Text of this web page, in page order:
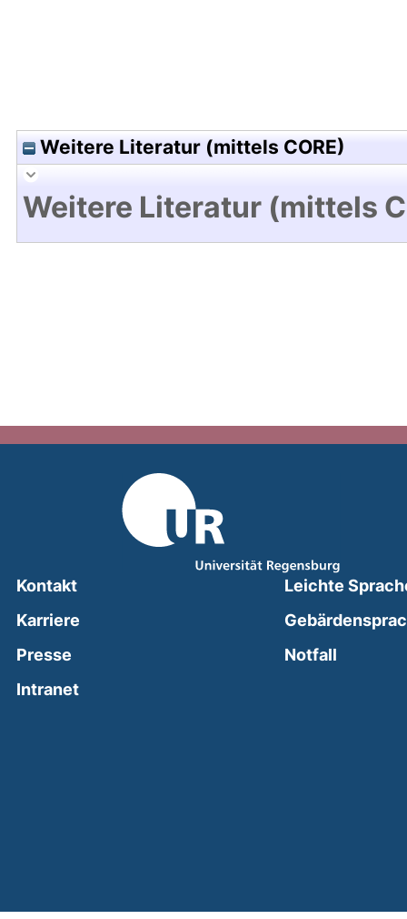
Weitere Literatur (mittels CORE)
Weitere Literatur (mittels
Kontakt
Karriere
Presse
Intranet(external link, opens in a new window)
Leichte
Notfall